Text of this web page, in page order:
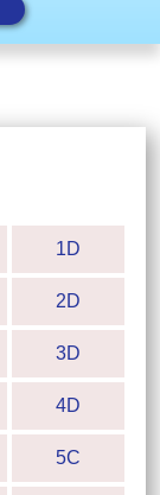
1D
2D
3D
4D
5C